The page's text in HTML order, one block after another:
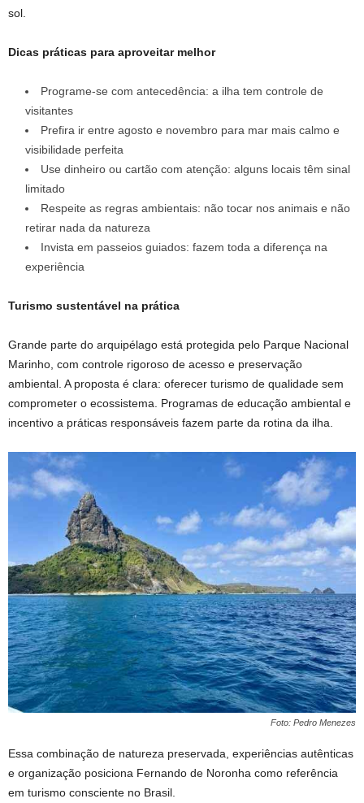
sol.
Dicas práticas para aproveitar melhor
Programe-se com antecedência: a ilha tem controle de
visitantes
Prefira ir entre agosto e novembro para mar mais calmo e
visibilidade perfeita
Use dinheiro ou cartão com atenção: alguns locais têm sinal
limitado
Respeite as regras ambientais: não tocar nos animais e não
retirar nada da natureza
Invista em passeios guiados: fazem toda a diferença na
experiência
Turismo sustentável na prática
Grande parte do arquipélago está protegida pelo Parque Nacional
Marinho, com controle rigoroso de acesso e preservação
ambiental. A proposta é clara: oferecer turismo de qualidade sem
comprometer o ecossistema. Programas de educação ambiental e
incentivo a práticas responsáveis fazem parte da rotina da ilha.
Foto: Pedro Menezes
Essa combinação de natureza preservada, experiências autênticas
e organização posiciona Fernando de Noronha como referência
em turismo consciente no Brasil.